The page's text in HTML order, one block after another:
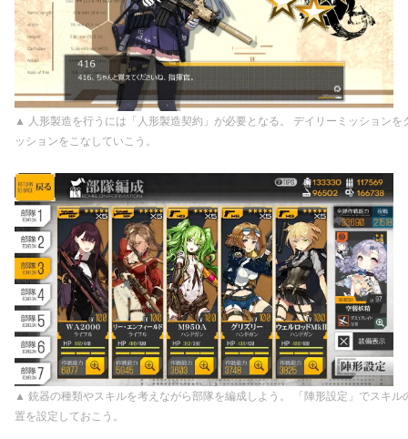
▲ 人形製造を行うには「人形製造契約」が必要となる。 デイリーミッション
ッションをこなしていこう。
▲ 銃器の種類やスキルを考えながら部隊を編成しよう。 「陣形設定」でスキ
置を設定しておこう。